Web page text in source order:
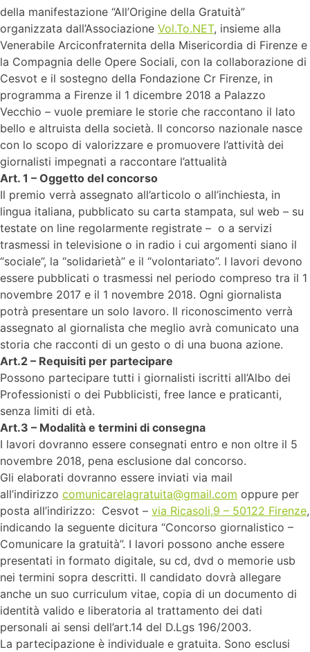
della manifestazione “All’Origine della Gratuità”
organizzata dall’Associazione Vol.To.NET, insieme alla
Venerabile Arciconfraternita della Misericordia di Firenze e
la Compagnia delle Opere Sociali, con la collaborazione di
Cesvot e il sostegno della Fondazione Cr Firenze, in
programma a Firenze il 1 dicembre 2018 a Palazzo
Vecchio – vuole premiare le storie che raccontano il lato
bello e altruista della società. Il concorso nazionale nasce
con lo scopo di valorizzare e promuovere l’attività dei
giornalisti impegnati a raccontare l’attualità
Art. 1 – Oggetto del concorso
Il premio verrà assegnato all’articolo o all’inchiesta, in
lingua italiana, pubblicato su carta stampata, sul web – su
testate on line regolarmente registrate – o a servizi
trasmessi in televisione o in radio i cui argomenti siano il
“sociale”, la “solidarietà” e il “volontariato”. I lavori devono
essere pubblicati o trasmessi nel periodo compreso tra il 1
novembre 2017 e il 1 novembre 2018. Ogni giornalista
potrà presentare un solo lavoro. Il riconoscimento verrà
assegnato al giornalista che meglio avrà comunicato una
storia che racconti di un gesto o di una buona azione.
Art.2 – Requisiti per partecipare
Possono partecipare tutti i giornalisti iscritti all’Albo dei
Professionisti o dei Pubblicisti, free lance e praticanti,
senza limiti di età.
Art.3 – Modalità e termini di consegna
I lavori dovranno essere consegnati entro e non oltre il 5
novembre 2018, pena esclusione dal concorso.
Gli elaborati dovranno essere inviati via mail
all’indirizzo comunicarelagratuita@gmail.com oppure per
posta all’indirizzo: Cesvot – via Ricasoli,9 – 50122 Firenze,
indicando la seguente dicitura “Concorso giornalistico –
Comunicare la gratuità”. I lavori possono anche essere
presentati in formato digitale, su cd, dvd o memorie usb
nei termini sopra descritti. Il candidato dovrà allegare
anche un suo curriculum vitae, copia di un documento di
identità valido e liberatoria al trattamento dei dati
personali ai sensi dell’art.14 del D.Lgs 196/2003.
La partecipazione è individuale e gratuita. Sono esclusi